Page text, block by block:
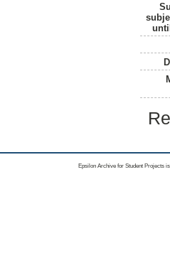
Epsilon Archive for Student Projects is